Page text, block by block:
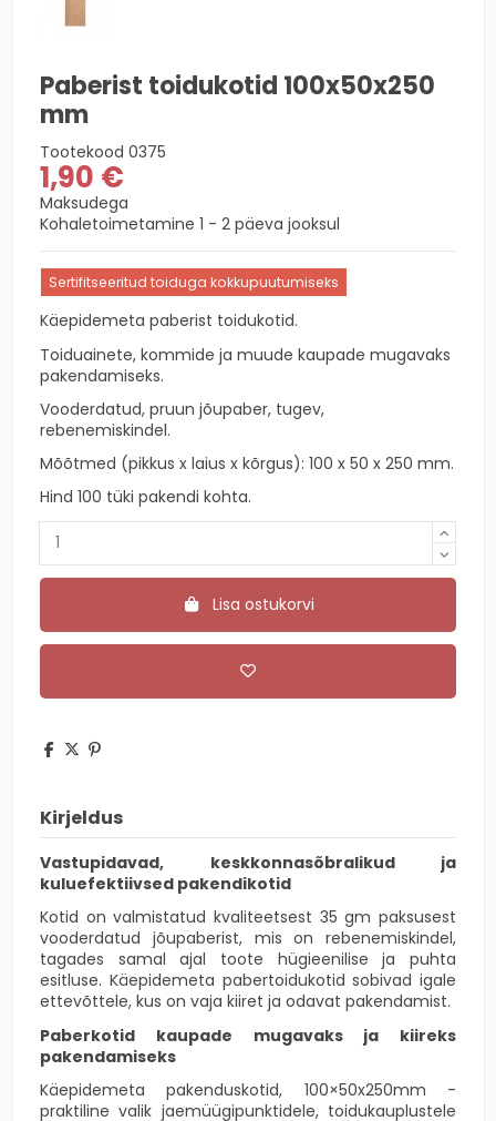
Paberist toidukotid 100x50x250
mm
Tootekood 0375
1,90 €
Maksudega
Kohaletoimetamine 1 - 2 päeva jooksul
Sertifitseeritud toiduga kokkupuutumiseks
Käepidemeta paberist toidukotid.
Toiduainete, kommide ja muude kaupade mugavaks
pakendamiseks.
Vooderdatud, pruun jõupaber, tugev,
rebenemiskindel.
Mõõtmed (pikkus x laius x kõrgus): 100 x 50 x 250 mm.
Hind 100 tüki pakendi kohta.
Lisa ostukorvi
Kirjeldus
Vastupidavad, keskkonnasõbralikud ja
kuluefektiivsed pakendikotid
Kotid on valmistatud kvaliteetsest 35 gm paksusest
vooderdatud jõupaberist, mis on rebenemiskindel,
tagades samal ajal toote hügieenilise ja puhta
esitluse. Käepidemeta pabertoidukotid sobivad igale
ettevõttele, kus on vaja kiiret ja odavat pakendamist.
Paberkotid kaupade mugavaks ja kiireks
pakendamiseks
Käepidemeta pakenduskotid, 100×50x250mm -
praktiline valik jaemüügipunktidele, toidukauplustele